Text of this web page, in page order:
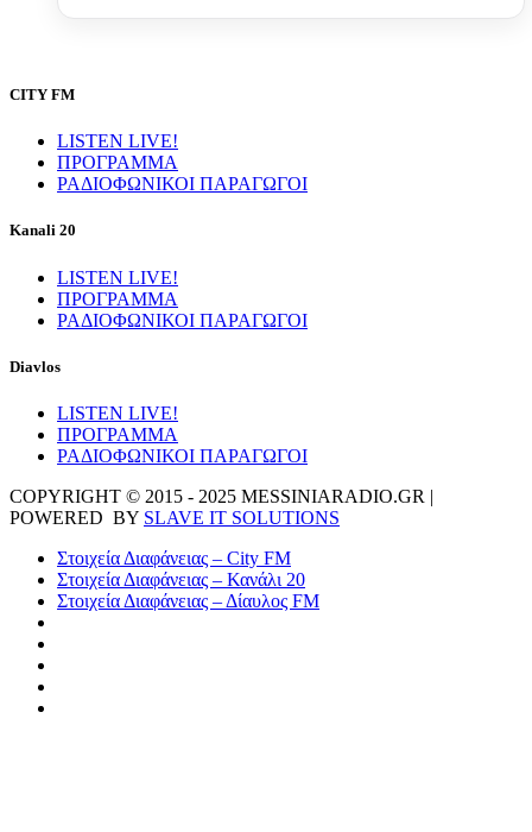
CITY FM
LISTEN LIVE!
ΠΡΟΓΡΑΜΜΑ
ΡΑΔΙΟΦΩΝΙΚΟΙ ΠΑΡΑΓΩΓΟΙ
Kanali 20
LISTEN LIVE!
ΠΡΟΓΡΑΜΜΑ
ΡΑΔΙΟΦΩΝΙΚΟΙ ΠΑΡΑΓΩΓΟΙ
Diavlos
LISTEN LIVE!
ΠΡΟΓΡΑΜΜΑ
ΡΑΔΙΟΦΩΝΙΚΟΙ ΠΑΡΑΓΩΓΟΙ
COPYRIGHT © 2015 - 2025 MESSINIARADIO.GR |
POWERED BY SLAVE IT SOLUTIONS
Στοιχεία Διαφάνειας – City FM
Στοιχεία Διαφάνειας – Κανάλι 20
Στοιχεία Διαφάνειας – Δίαυλος FM